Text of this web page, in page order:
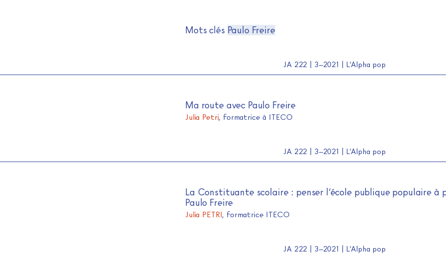
Mots clés Paulo Freire
JA 222 | 3–2021 | L’Alpha pop
Ma route avec Paulo Freire
Julia Petri, formatrice à ITECO
JA 222 | 3–2021 | L’Alpha pop
La Constituante scolaire : penser l’école publique populaire à
Paulo Freire
Julia PETRI, formatrice ITECO
JA 222 | 3–2021 | L’Alpha pop